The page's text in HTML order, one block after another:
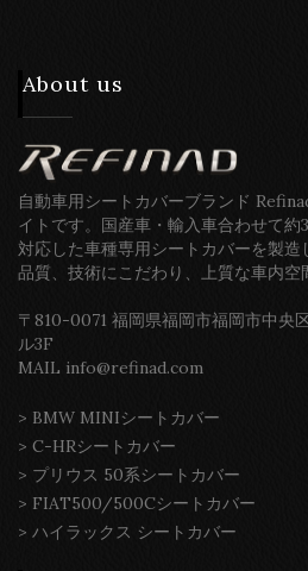
About us
自動車用シートカバーブランド
イトです。国産車・輸入車合わせて
対応した車種専用シートカバーを製造
品質、技術にこだわり、上質な車内空
〒810-0071 福岡県福岡市福岡市中央
ル3F
MAIL info@refinad.com
> BMW MINIシートカバー
> C-HRシートカバー
> プリウス 50系シートカバー
> FIAT500/500Cシートカバー
> ハイラックス シートカバー